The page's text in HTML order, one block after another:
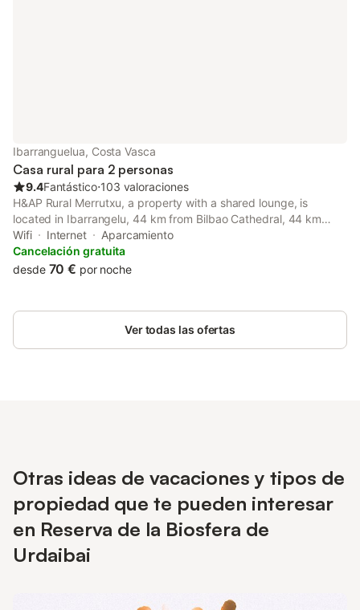
Ibarranguelua, Costa Vasca
Casa rural para 2 personas
9.4Fantástico⋅103 valoraciones
H&AP Rural Merrutxu, a property with a shared lounge, is
located in Ibarrangelu, 44 km from Bilbao Cathedral, 44 km
from Abando Train Station, as well as 45 km from Arriaga
Theatre.
Wifi Internet
Aparcamiento
Cancelación gratuita
desde 70 € por noche
Ver todas las ofertas
Otras ideas de vacaciones y tipos de
propiedad que te pueden interesar
en Reserva de la Biosfera de
Urdaibai